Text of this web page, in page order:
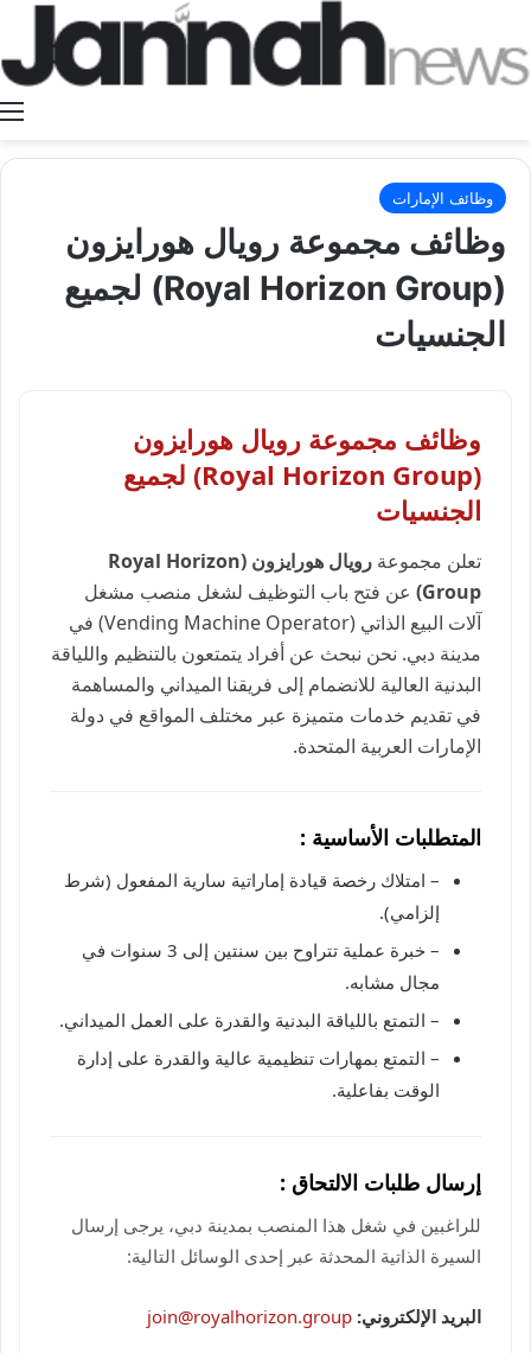
وظائف الإمارات
وظائف مجموعة رويال هورايزون
(Royal Horizon Group) لجميع
الجنسيات
وظائف مجموعة رويال هورايزون
(Royal Horizon Group) لجميع
الجنسيات
تعلن مجموعة
رويال هورايزون (Royal Horizon
Group) عن فتح باب التوظيف لشغل منصب مشغل
آلات البيع الذاتي (Vending Machine Operator) في
مدينة دبي. نحن نبحث عن أفراد يتمتعون بالتنظيم واللياقة
البدنية العالية للانضمام إلى فريقنا الميداني والمساهمة
في تقديم خدمات متميزة عبر مختلف المواقع في دولة
الإمارات العربية المتحدة.
المتطلبات الأساسية :
– امتلاك رخصة قيادة إماراتية سارية المفعول (شرط
إلزامي).
– خبرة عملية تتراوح بين سنتين إلى 3 سنوات في
مجال مشابه.
– التمتع باللياقة البدنية والقدرة على العمل الميداني.
– التمتع بمهارات تنظيمية عالية والقدرة على إدارة
الوقت بفاعلية.
إرسال طلبات الالتحاق :
للراغبين في شغل هذا المنصب بمدينة دبي، يرجى إرسال
السيرة الذاتية المحدثة عبر إحدى الوسائل التالية:
البريد الإلكتروني: join@royalhorizon.group